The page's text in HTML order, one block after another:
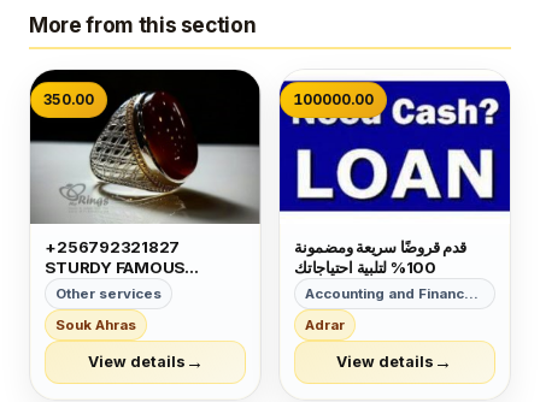
More from this section
350.00
+256792321827
STURDY FAMOUS
GREATEST VERY
CAPABLE MAGIC RING
FOR MONEY LUCK
POWER IN GERMANY
MEXICO OMAN JORDAN
VIETNAM MIAMI UK
Other services
Souk Ahras
View details →
100000.00
قدم قروضًا سريعة ومضمونة
100% لتلبية احتياجاتك
Adrar
View details →